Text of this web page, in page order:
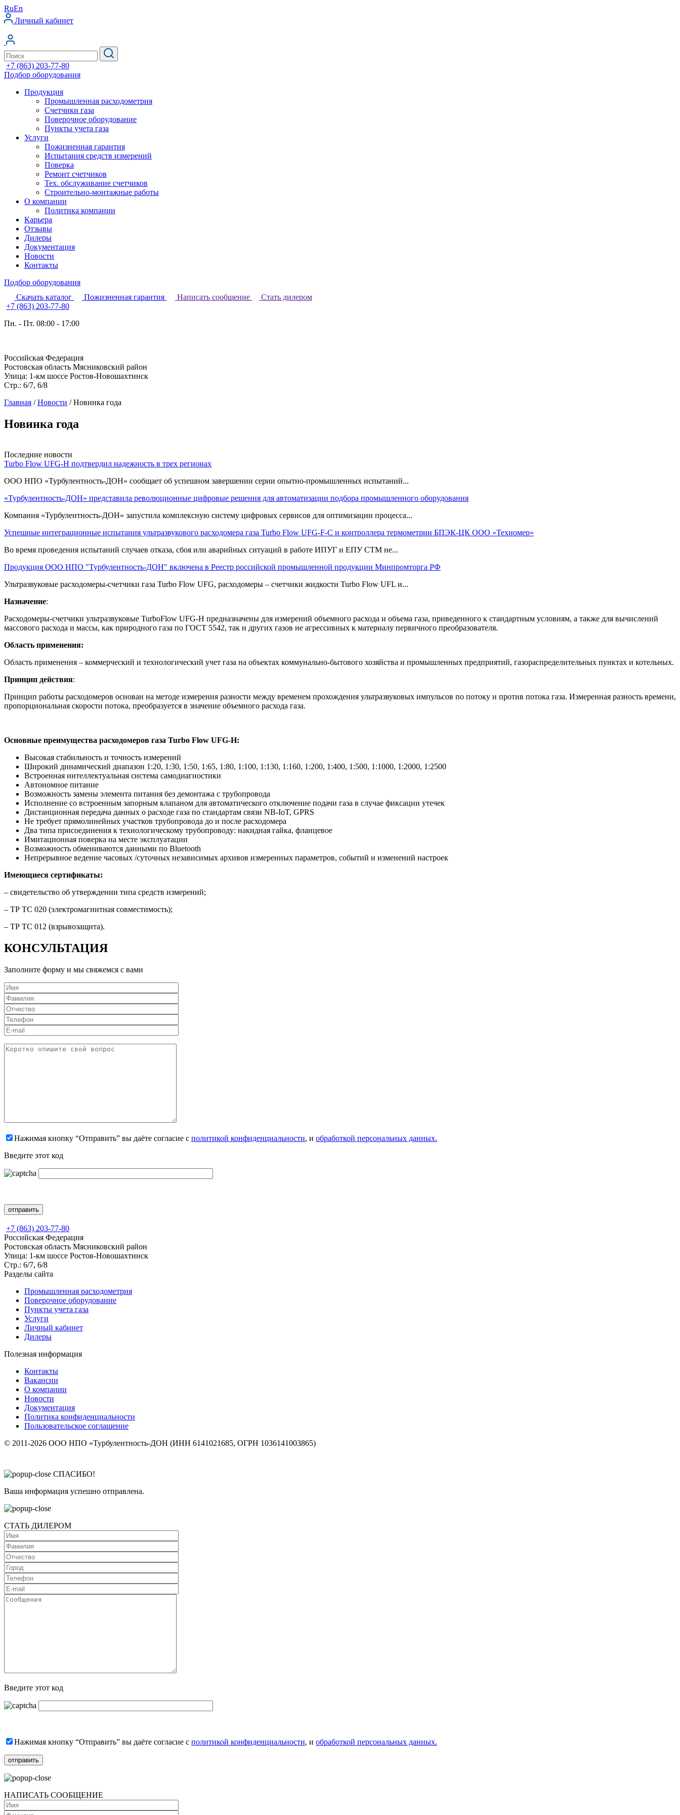
RuEn
Личный кабинет
+7 (863) 203-77-80
Подбор оборудования
Продукция
Промышленная расходометрия
Счетчики газа
Поверочное оборудование
Пункты учета газа
Услуги
Пожизненная гарантия
Испытания средств измерений
Поверка
Ремонт счетчиков
Тех. обслуживание счетчиков
Строительно-монтажные работы
О компании
Политика компании
Карьера
Отзывы
Дилеры
Документация
Новости
Контакты
Подбор оборудования
Скачать каталог
Пожизненная гарантия Написать сообщение
Стать дилером
+7 (863) 203-77-80
Пн. - Пт. 08:00 - 17:00
Российская Федерация
Ростовская область Мясниковский район
Улица: 1-км шоссе Ростов-Новошахтинск
Стр.: 6/7, 6/8
Главная /Новости /Новинка года
Новинка года
Последние новости
Turbo Flow UFG-H подтвердил надежность в трех регионах
ООО НПО «Турбулентность-ДОН» сообщает об успешном завершении серии опытно-промышленных испытаний...
«Турбулентность-ДОН» представила революционные цифровые решения для автоматизации подбора промышленного оборудования
Компания «Турбулентность-ДОН» запустила комплексную систему цифровых сервисов для оптимизации процесса...
Успешные интеграционные испытания ультразвукового расходомера газа Turbo Flow UFG-F-С и контроллера термометрии БПЭК-ЦК ООО «Техномер»
Во время проведения испытаний случаев отказа, сбоя или аварийных ситуаций в работе ИПУГ и ЕПУ СТМ не...
Продукция ООО НПО "Турбулентность-ДОН" включена в Реестр российской промышленной продукции Минпромторга РФ
Ультразвуковые расходомеры-счетчики газа Turbo Flow UFG, расходомеры – счетчики жидкости Turbo Flow UFL и...
Назначение:
Расходомеры-счетчики ультразвуковые TurboFlow UFG-H предназначены для измерений объемного расхода и объема газа, приведенного к стандартным условиям, а также для вычислений
массового расхода и массы, как природного газа по ГОСТ 5542, так и других газов не агрессивных к материалу первичного преобразователя.
Область применения:
Область применения – коммерческий и технологический учет газа на объектах коммунально-бытового хозяйства и промышленных предприятий, газораспределительных пунктах и котельных.
Принцип действия:
Принцип работы расходомеров основан на методе измерения разности между временем прохождения ультразвуковых импульсов по потоку и против потока газа. Измеренная разность времени,
пропорциональная скорости потока, преобразуется в значение объемного расхода газа.
Основные преимущества расходомеров газа Turbo Flow UFG-H:
Высокая стабильность и точность измерений
Широкий динамический диапазон 1:20, 1:30, 1:50, 1:65, 1:80, 1:100, 1:130, 1:160, 1:200, 1:400, 1:500, 1:1000, 1:2000, 1:2500
Встроенная интеллектуальная система самодиагностики
Автономное питание
Возможность замены элемента питания без демонтажа с трубопровода
Исполнение со встроенным запорным клапаном для автоматического отключение подачи газа в случае фиксации утечек
Дистанционная передача данных о расходе газа по стандартам связи NB-IoT, GPRS
Не требует прямолинейных участков трубопровода до и после расходомера
Два типа присоединения к технологическому трубопроводу: накидная гайка, фланцевое
Имитационная поверка на месте эксплуатации
Возможность обмениваются данными по Bluetooth
Непрерывное ведение часовых /суточных независимых архивов измеренных параметров, событий и изменений настроек
Имеющиеся сертификаты:
– свидетельство об утверждении типа средств измерений;
– ТР ТС 020 (электромагнитная совместимость);
– ТР ТС 012 (взрывозащита).
КОНСУЛЬТАЦИЯ
Заполните форму и мы свяжемся с вами
Нажимая кнопку “Отправить” вы даёте согласие с политикой конфиденциальности, и обработкой персональных данных.
Введите этот код
+7 (863) 203-77-80
Российская Федерация
Ростовская область Мясниковский район
Улица: 1-км шоссе Ростов-Новошахтинск
Стр.: 6/7, 6/8
Разделы сайта
Промышленная расходометрия
Поверочное оборудование
Пункты учета газа
Услуги
Личный кабинет
Дилеры
Полезная информация
Контакты
Вакансии
О компании
Новости
Документация
Политика конфиденциальности
Пользовательское соглашение
© 2011-2026 ООО НПО «Турбулентность-ДОН (ИНН 6141021685, ОГРН 1036141003865)
СПАСИБО!
Ваша информация успешно отправлена.
СТАТЬ ДИЛЕРОМ
Введите этот код
Нажимая кнопку “Отправить” вы даёте согласие с политикой конфиденциальности, и обработкой персональных данных.
НАПИСАТЬ СООБЩЕНИЕ